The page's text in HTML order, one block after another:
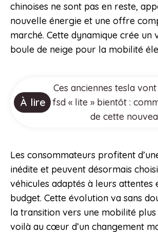
chinoises ne sont pas en reste,
nouvelle énergie et une offre
marché. Cette dynamique crée
boule de neige pour la mobilité
À lire
Ces anciennes tesla
fsd « lite » bientôt :
de cette
Les consommateurs profitent
inédite et peuvent désormais
véhicules adaptés à leurs attentes
budget. Cette évolution va sans
la transition vers une mobilité
voilà au cœur d’un changement